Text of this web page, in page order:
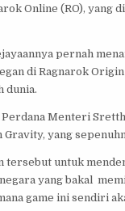
Online (RO), yang
pernah
di Ragnarok
dunia.
Menteri
Gravity, yang
untuk
yang bakal
game ini sendiri